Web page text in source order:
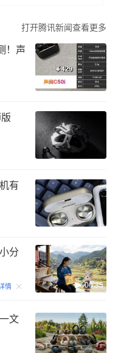
打开腾讯新闻查看更多
！声
有
分
情 00:35
文